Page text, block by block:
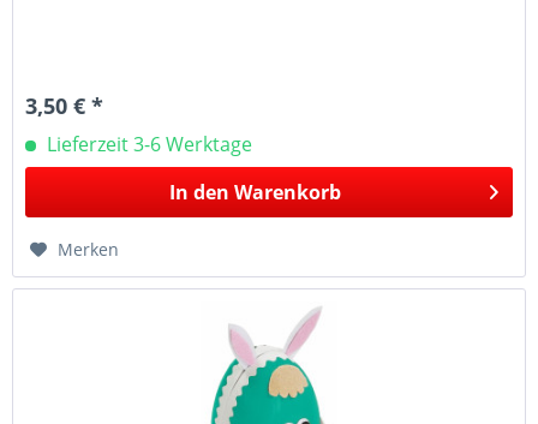
3,50 € *
Lieferzeit 3-6 Werktage
In den Warenkorb
Merken